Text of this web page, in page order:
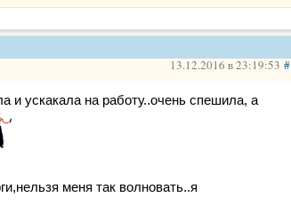
13.12.2016 в 23:19:53 #
и ускакала на работу..очень спешила, а
меня так волновать..я